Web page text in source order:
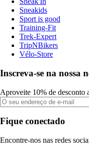
Sneakids
Sport is good
Training-Fit
Trek-Expert
TripNBikers
Vélo-Store
Inscreva-se na nossa
Aproveite 10% de desconto
Fique conectado
Encontre-nos nas redes